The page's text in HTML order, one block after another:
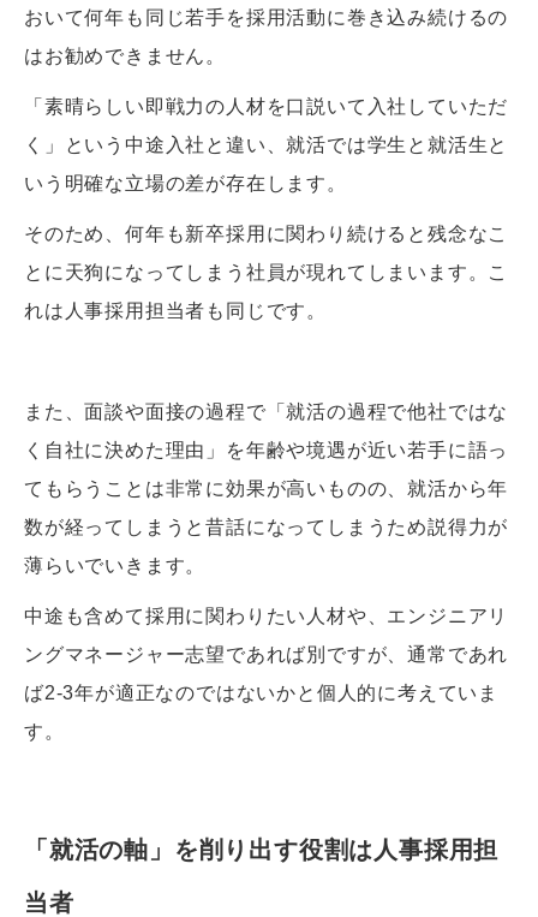
おいて何年も同じ若手を採用活動に巻き込み続けるの
はお勧めできません。
「素晴らしい即戦力の人材を口説いて入社していただ
く」という中途入社と違い、就活では学生と就活生と
いう明確な立場の差が存在します。
そのため、何年も新卒採用に関わり続けると残念なこ
とに天狗になってしまう社員が現れてしまいます。こ
れは人事採用担当者も同じです。
また、面談や面接の過程で「就活の過程で他社ではな
く自社に決めた理由」を年齢や境遇が近い若手に語っ
てもらうことは非常に効果が高いものの、就活から年
数が経ってしまうと昔話になってしまうため説得力が
薄らいでいきます。
中途も含めて採用に関わりたい人材や、エンジニアリ
ングマネージャー志望であれば別ですが、通常であれ
ば2-3年が適正なのではないかと個人的に考えていま
す。
「就活の軸」を削り出す役割は人事採用担
当者